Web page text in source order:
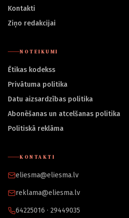
Kontakti
Ziņo redakcijai
NOTEIKUMI
Ētikas kodekss
Privātuma politika
Datu aizsardzības politika
Abonēšanas un atcelšanas politika
Politiskā reklāma
KONTAKTI
eliesma@eliesma.lv
reklama@eliesma.lv
64225016 · 29449035